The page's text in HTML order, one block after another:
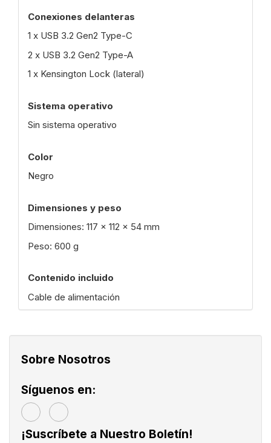
Conexiones delanteras
1 x USB 3.2 Gen2 Type-C
2 x USB 3.2 Gen2 Type-A
1 x Kensington Lock (lateral)
Sistema operativo
Sin sistema operativo
Color
Negro
Dimensiones y peso
Dimensiones: 117 x 112 x 54 mm
Peso: 600 g
Contenido incluido
Cable de alimentación
Sobre Nosotros
Síguenos en:
¡Suscríbete a Nuestro Boletín!